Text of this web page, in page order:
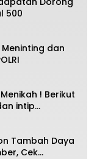
500
dan
! Berikut
intip
Tambah Daya
Cek